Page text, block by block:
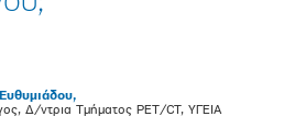
Δ/ντρια Τμήματος PET/CT, ΥΓΕΙΑ